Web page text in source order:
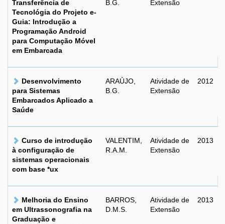
Transferência de
Tecnológia do Projeto e-
Guia: Introdução a
Programação Android
para Computação Móvel
em Embarcada
B.G.
Extensão
Desenvolvimento
para Sistemas
Embarcados Aplicado a
Saúde
ARAÚJO,
B.G.
Atividade de
Extensão
2012
Curso de introdução
à configuração de
sistemas operacionais
com base *ux
VALENTIM,
R.A.M.
Atividade de
Extensão
2013
Melhoria do Ensino
em Ultrassonografia na
Graduação e
BARROS,
D.M.S.
Atividade de
Extensão
2013